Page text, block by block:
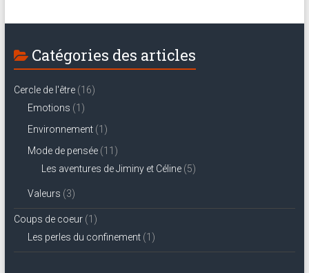
Catégories des articles
Cercle de l'être(16)
Emotions (1)
Environnement(1)
Mode de pensée(11)
Les aventures de Jiminy et Céline(5)
Valeurs (3)
Coups de coeur(1)
Les perles du confinement(1)